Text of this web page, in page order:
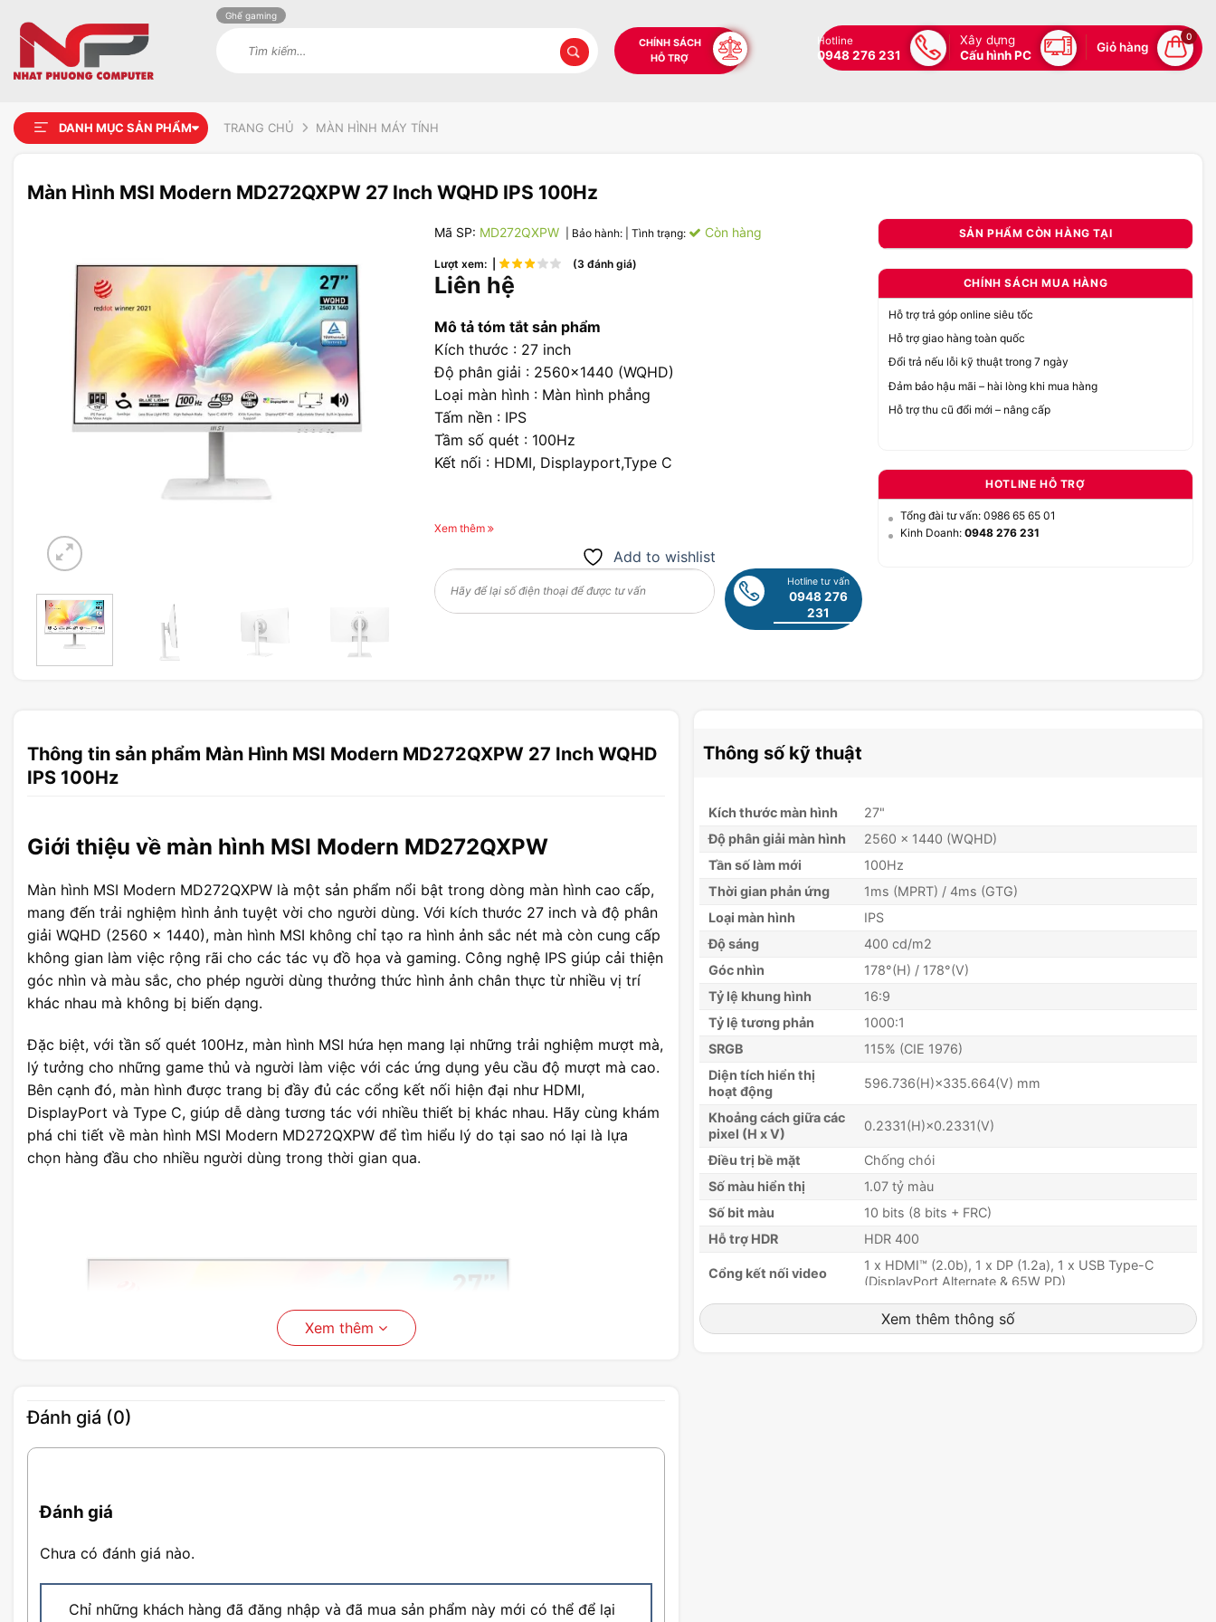
Ghế gaming
CHÍNH SÁCH
HỖ TRỢ
Hotline
0948 276 231
Xây dựng
Cấu hình PC
Giỏ hàng
0
DANH MỤC SẢN PHẨM TRANG CHỦ MÀN HÌNH MÁY TÍNH
Màn Hình MSI Modern MD272QXPW 27 Inch WQHD IPS 100Hz
Add to
wishlist
Mã SP: MD272QXPW | Bảo hành: | Tình trạng: Còn hàng
Lượt xem: | (3 đánh giá)
Liên hệ
Mô tả tóm tắt sản phẩm
Kích thước : 27 inch
Độ phân giải : 2560x1440 (WQHD)
Loại màn hình : Màn hình phẳng
Tấm nền : IPS
Tầm số quét : 100Hz
Kết nối : HDMI, Displayport,Type C
Xem thêm
Add to wishlist
Hotline tư vấn
0948 276
231
SẢN PHẨM CÒN HÀNG TẠI
CHÍNH SÁCH MUA HÀNG
Hỗ trợ trả góp online siêu tốc
Hỗ trợ giao hàng toàn quốc
Đổi trả nếu lỗi kỹ thuật trong 7 ngày
Đảm bảo hậu mãi – hài lòng khi mua hàng
Hỗ trợ thu cũ đổi mới – nâng cấp
HOTLINE HỖ TRỢ
Tổng đài tư vấn: 0986 65 65 01
Kinh Doanh: 0948 276 231
Thông tin sản phẩm Màn Hình MSI Modern MD272QXPW 27 Inch WQHD
IPS 100Hz
Giới thiệu về màn hình MSI Modern MD272QXPW
Màn hình MSI Modern MD272QXPW là một sản phẩm nổi bật trong dòng màn hình cao cấp,
mang đến trải nghiệm hình ảnh tuyệt vời cho người dùng. Với kích thước 27 inch và độ phân
giải WQHD (2560 x 1440), màn hình MSI không chỉ tạo ra hình ảnh sắc nét mà còn cung cấp
không gian làm việc rộng rãi cho các tác vụ đồ họa và gaming. Công nghệ IPS giúp cải thiện
góc nhìn và màu sắc, cho phép người dùng thưởng thức hình ảnh chân thực từ nhiều vị trí
khác nhau mà không bị biến dạng.
Đặc biệt, với tần số quét 100Hz, màn hình MSI hứa hẹn mang lại những trải nghiệm mượt mà,
lý tưởng cho những game thủ và người làm việc với các ứng dụng yêu cầu độ mượt mà cao.
Bên cạnh đó, màn hình được trang bị đầy đủ các cổng kết nối hiện đại như HDMI,
DisplayPort và Type C, giúp dễ dàng tương tác với nhiều thiết bị khác nhau. Hãy cùng khám
phá chi tiết về màn hình MSI Modern MD272QXPW để tìm hiểu lý do tại sao nó lại là lựa
chọn hàng đầu cho nhiều người dùng trong thời gian qua.
Xem thêm
Đánh giá (0)
Đánh giá
Chưa có đánh giá nào.
Chỉ những khách hàng đã đăng nhập và đã mua sản phẩm này mới có thể để lại
Thông số kỹ thuật
Kích thước màn hình
27"
Độ phân giải màn hình
2560 x 1440 (WQHD)
Tần số làm mới
100Hz
Thời gian phản ứng
1ms (MPRT) / 4ms (GTG)
Loại màn hình
IPS
Độ sáng
400 cd/m2
Góc nhìn
178°(H) / 178°(V)
Tỷ lệ khung hình
16:9
Tỷ lệ tương phản
1000:1
SRGB
115% (CIE 1976)
Diện tích hiển thị
hoạt động
596.736(H)×335.664(V) mm
Khoảng cách giữa các
pixel (H x V)
0.2331(H)×0.2331(V)
Điều trị bề mặt
Chống chói
Số màu hiển thị
1.07 tỷ màu
Số bit màu
10 bits (8 bits + FRC)
Hỗ trợ HDR
HDR 400
Cổng kết nối video
1 x HDMI™ (2.0b), 1 x DP (1.2a), 1 x USB Type-C
(DisplayPort Alternate & 65W PD)
Cổng USB
2 x USB 2.0 Type-A, 1 x USB 2.0 Type-B
Cổng âm thanh
1 x Headphone-out
Xem thêm thông số